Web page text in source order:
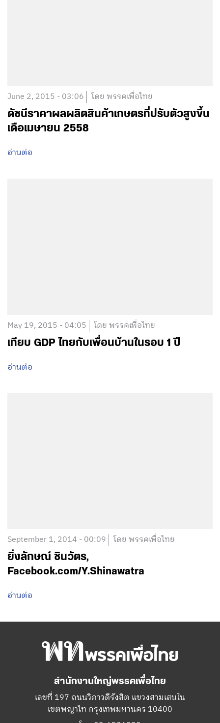
June 2, 2015 - 03:06 โดย พรรคเพื่อไทย
ดัชนีราคาผลผลิตสินค้าเกษตรที่ปรับตัวสูงขึ้น
เดือเมษายน 2558
อ่านต่อ
May 19, 2015 - 04:05 โดย พรรคเพื่อไทย
เทียบ GDP ไทยกับเพื่อนบ้านในรอบ 1 ปี
อ่านต่อ
September 1, 2014 - 00:09 โดย พรรคเพื่อไทย
ยิ่งลักษณ์ ชินวัตร,
Facebook.com/Y.Shinawatra
อ่านต่อ
สำนักงานใหญ่พรรคเพื่อไทย
เลขที่ 197 ถนนวิภาวดีรังสิต แขวงสามเสนใน
เขตพญาไท กรุงเทพมหานคร 10400